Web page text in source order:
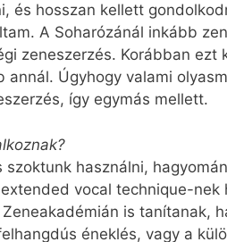
és hosszan kellett
A Soharózánál inkább
zeneszerzés. Korábban
Úgyhogy valami
így egymás mellett.
használni,
vocal technique-nek
is tanítanak,
éneklés, vagy a